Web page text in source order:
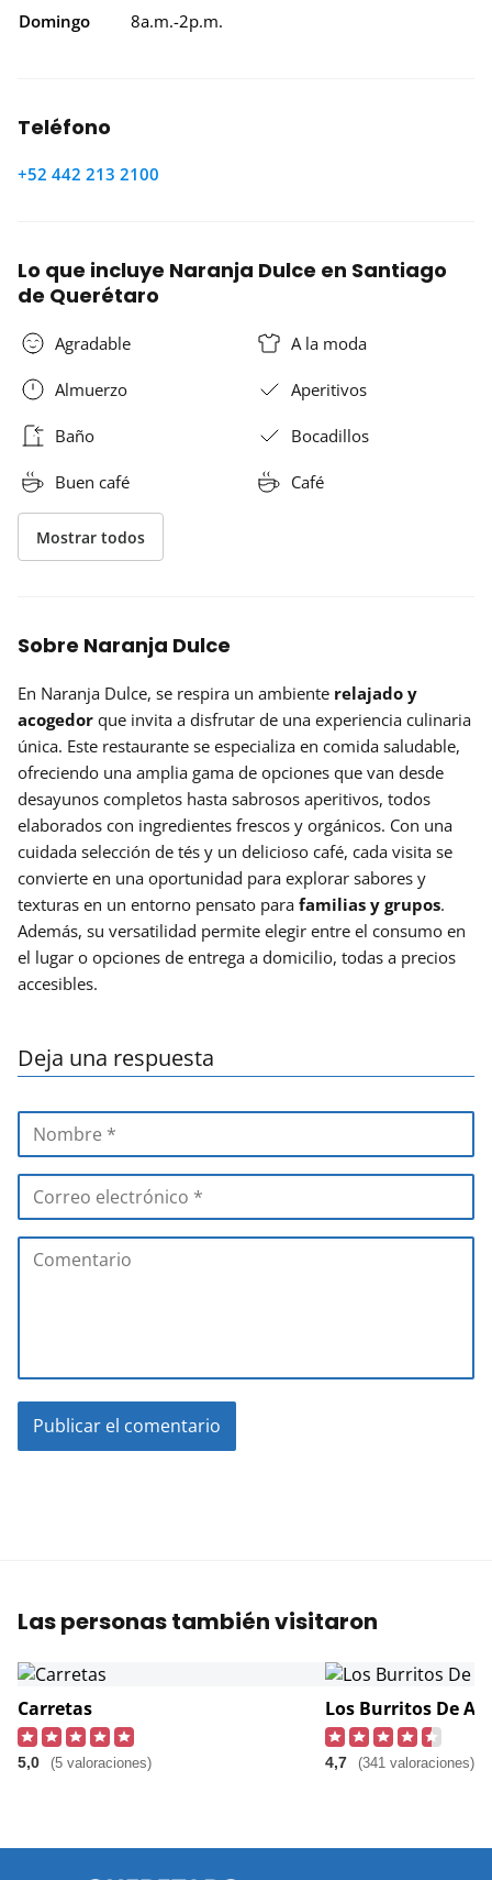
Domingo
8a.m.-2p.m.
Teléfono
+52 442 213 2100
Lo que incluye Naranja Dulce en Santiago
de Querétaro
Agradable A la moda
Almuerzo Aperitivos
Baño Bocadillos
Buen café Café
Mostrar todos
Sobre Naranja Dulce
En Naranja Dulce, se respira un ambiente relajado y
acogedor que invita a disfrutar de una experiencia culinaria
única. Este restaurante se especializa en comida saludable,
ofreciendo una amplia gama de opciones que van desde
desayunos completos hasta sabrosos aperitivos, todos
elaborados con ingredientes frescos y orgánicos. Con una
cuidada selección de tés y un delicioso café, cada visita se
convierte en una oportunidad para explorar sabores y
texturas en un entorno pensato para familias y grupos.
Además, su versatilidad permite elegir entre el consumo en
el lugar o opciones de entrega a domicilio, todas a precios
accesibles.
Deja una respuesta
Las personas también visitaron
Carretas
5,0 (5 valoraciones)
Los Burritos De
4,7 (341 valoraciones)